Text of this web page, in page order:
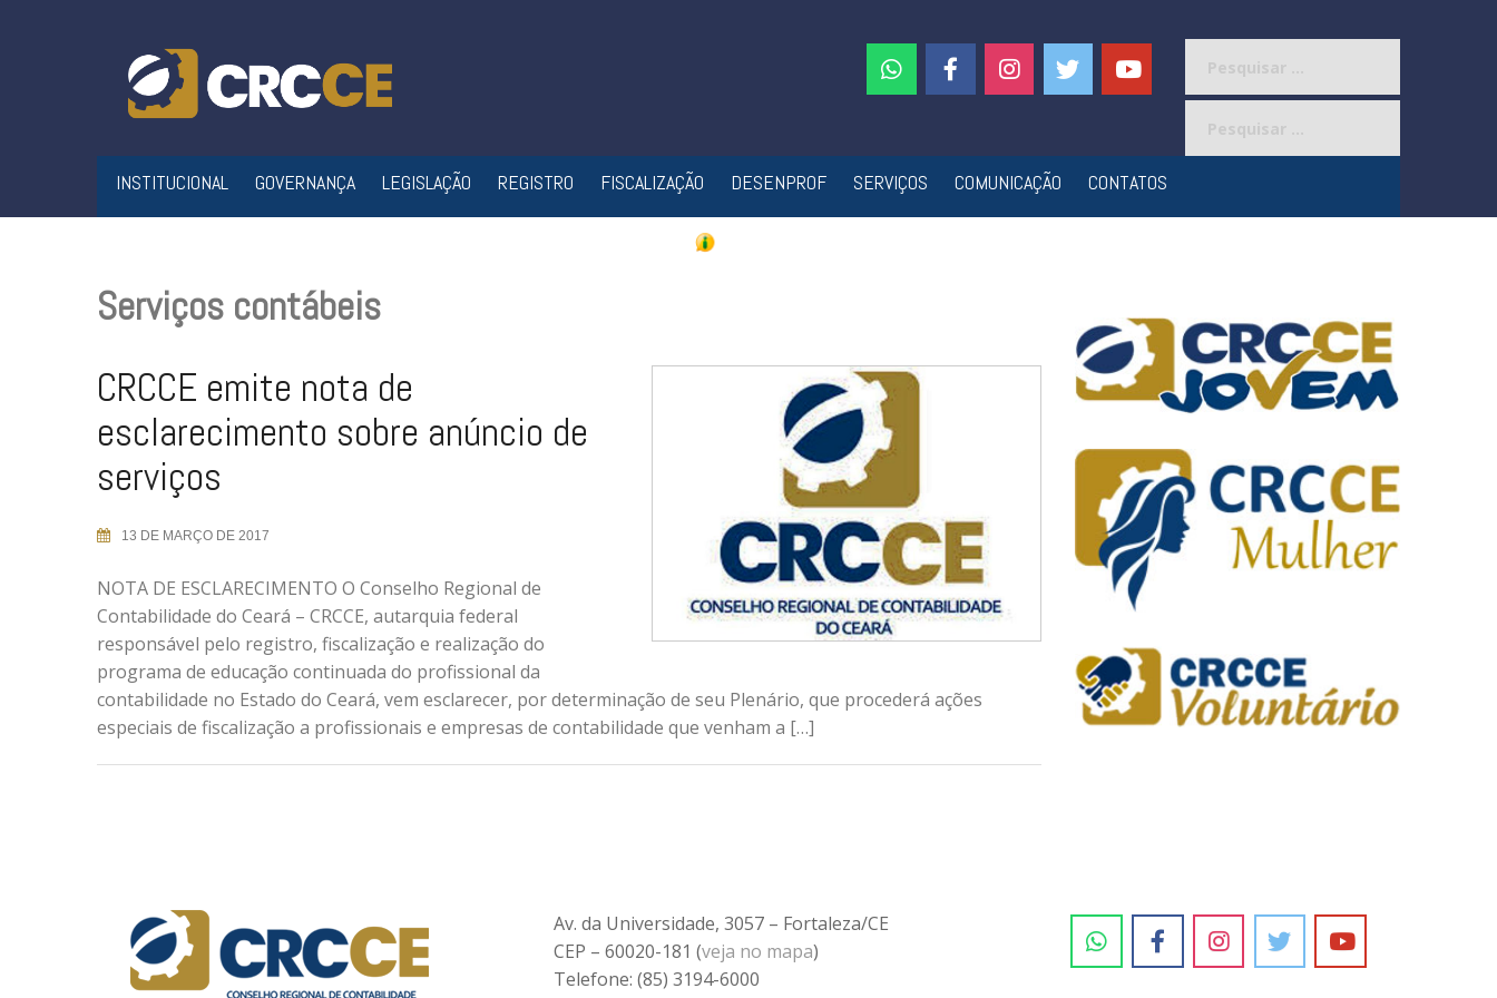
INSTITUCIONAL GOVERNANÇA LEGISLAÇÃO REGISTRO FISCALIZAÇÃO DESENPROF SERVIÇOS COMUNICAÇÃO CONTATOS
Serviços contábeis
CRCCE emite nota de
esclarecimento sobre anúncio de
serviços
13 DE MARÇO DE 2017
NOTA DE ESCLARECIMENTO O Conselho Regional de
Contabilidade do Ceará – CRCCE, autarquia federal
responsável pelo registro, fiscalização e realização do
programa de educação continuada do profissional da
contabilidade no Estado do Ceará, vem esclarecer, por determinação de seu Plenário, que procederá ações
especiais de fiscalização a profissionais e empresas de contabilidade que venham a […]
Av. da Universidade, 3057 – Fortaleza/CE
CEP – 60020-181 (veja no mapa)
Telefone: (85) 3194-6000